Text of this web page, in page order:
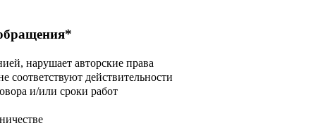
нарушает авторские права
действительности
и/или сроки работ